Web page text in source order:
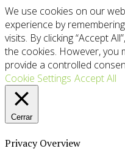
We use cookies on our
experience by
visits. By clicking “Accept
the cookies. However, you
provide a controlled
Cookie Settings Accept All
Cerrar
Privacy Overview